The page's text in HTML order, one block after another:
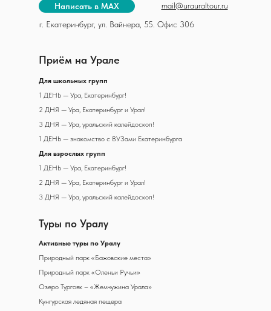
Туры по Уралу
Активные туры по Уралу
Природный парк «Бажовские места»
Природный парк «Оленьи Ручьи»
Озеро Тургояк – «Жемчужина Урала»
Кунгурская ледяная пещера
г. Екатеринбург, ул. Вайнера, 55. Офис 306
Приём на Урале
Для школьных групп
1 ДЕНЬ — Ура, Екатеринбург!
2 ДНЯ — Ура, Екатеринбург и Урал!
3 ДНЯ — Ура, уральский калейдоскоп!
1 ДЕНЬ — знакомство с ВУЗами Екатеринбурга
Для взрослых групп
1 ДЕНЬ — Ура, Екатеринбург!
2 ДНЯ — Ура, Екатеринбург и Урал!
3 ДНЯ — Ура, уральский калейдоскоп!
mail@urauraltour.ru
Написать в MAX